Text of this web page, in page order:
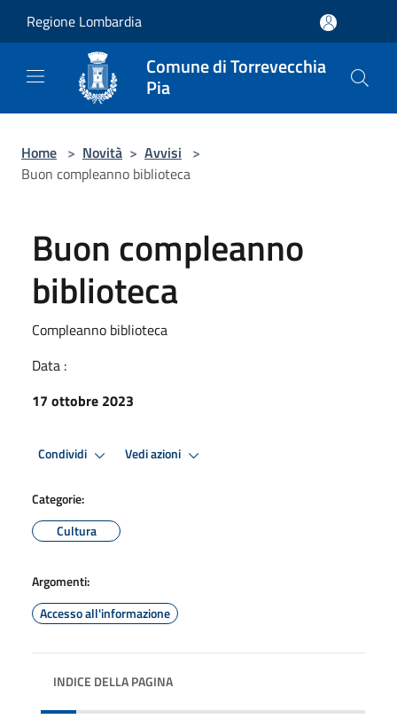
Regione Lombardia
Comune di Torrevecchia
Pia
Home > Novità > Avvisi >
Buon compleanno biblioteca
Buon compleanno
biblioteca
Compleanno biblioteca
Data :
17 ottobre 2023
Condividi Vedi azioni
Categorie:
Cultura
Argomenti:
Accesso all'informazione
INDICE DELLA PAGINA